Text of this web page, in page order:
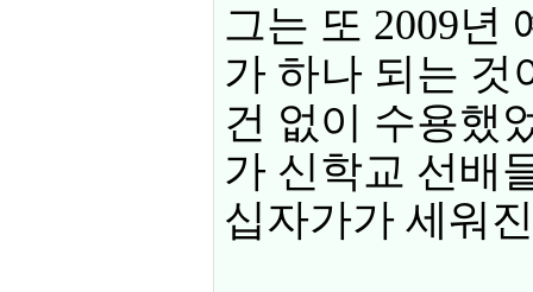
그는 또 2009년
가 하나 되는 것
건 없이 수용했
가 신학교 선배
십자가가 세워